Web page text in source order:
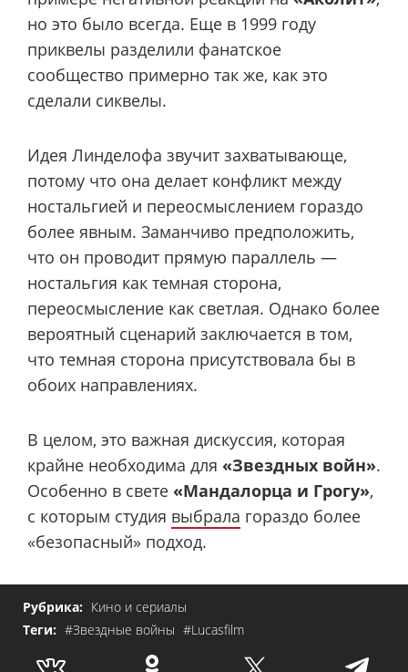
но это было всегда. Еще в 1999 году
приквелы разделили фанатское
сообщество примерно так же, как это
сделали сиквелы.
Идея Линделофа звучит захватывающе,
потому что она делает конфликт между
ностальгией и переосмыслением гораздо
более явным. Заманчиво предположить,
что он проводит прямую параллель —
ностальгия как темная сторона,
переосмысление как светлая. Однако более
вероятный сценарий заключается в том,
что темная сторона присутствовала бы в
обоих направлениях.
В целом, это важная дискуссия, которая
крайне необходима для «Звездных войн».
Особенно в свете «Мандалорца и Грогу»,
с которым студия выбрала гораздо более
«безопасный» подход.
Рубрика: Кино и сериалы
Теги: #Звездные войны #Lucasfilm